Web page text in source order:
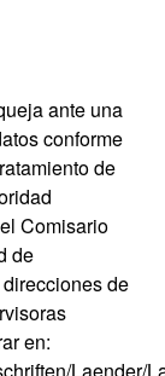
ante una
conforme
de
Comisario
de
de
en:
Laender/